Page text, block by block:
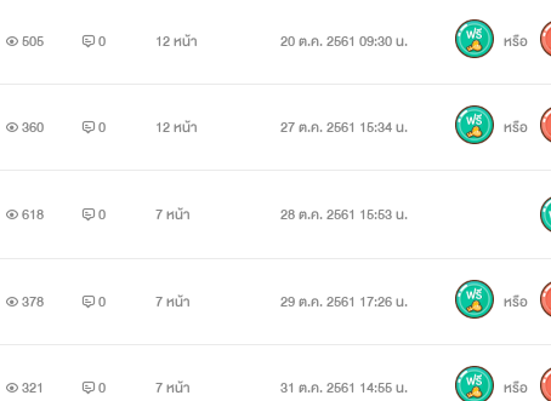
าชาของเมืองนี่ยังไม่โดนโค่นเพราะยังมีอัศวินคอยปกป้องอยู่)
ะราชามากหรือพระเอกมาก แต่ที่ยังไม่โค่นราชาหรือพระเอกลงก็เพ
ละตอนนี้อาณาจักรกำลังเกิดสงครามขึ้นและมันคือเนื้อเรื่องที่ทำ
และพวกพ้อง ในตอนนั้นตัวร้ายก็อยู่ในวัย15พอดีตัวร้ายของเราใน
ทั้ง7ของพร้อมพวกพ้องก็กำจัดอสูรจนหมดและนี่คทอจุดเริ่มต้นขอ
แค่เพียงปี1เท่านั้น แต่ความสามารถพวกนางนั้นสูงส่งนัก
505 0 12 หน้า 20 ต.ค. 2561 09:30 น. หรือ
360 0 12 หน้า 27 ต.ค. 2561 15:34 น. หรือ
618 0 7 หน้า 28 ต.ค. 2561 15:53 น.
378 0 7 หน้า 29 ต.ค. 2561 17:26 น. หรือ
321 0 7 หน้า 31 ต.ค. 2561 14:55 น. หรือ